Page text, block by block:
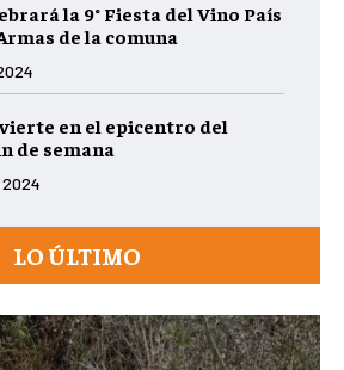
la 9° Fiesta del Vino País
de la comuna
en el epicentro del
de semana
LO ÚLTIMO